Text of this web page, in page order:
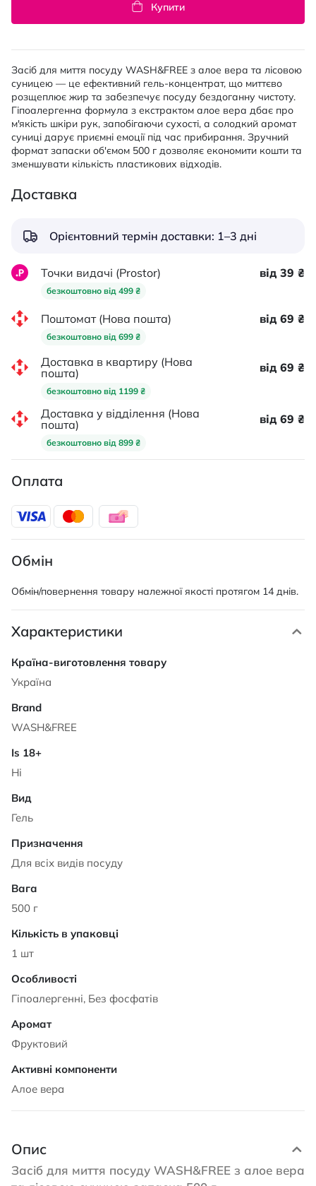
Купити
Засіб для миття посуду WASH&FREE з алое вера та лісовою
суницею — це ефективний гель-концентрат, що миттєво
розщеплює жир та забезпечує посуду бездоганну чистоту.
Гіпоалергенна формула з екстрактом алое вера дбає про
м'якість шкіри рук, запобігаючи сухості, а солодкий аромат
суниці дарує приємні емоції під час прибирання. Зручний
формат запаски об'ємом 500 г дозволяє економити кошти та
зменшувати кількість пластикових відходів.
Доставка
Орієнтовний термін доставки: 1–3 дні
Точки видачі (Prostor)
безкоштовно від 499 ₴
від 39 ₴
Поштомат (Нова пошта)
безкоштовно від 699 ₴
від 69 ₴
Доставка в квартиру (Нова
пошта)
безкоштовно від 1199 ₴
від 69 ₴
Доставка у відділення (Нова
пошта)
безкоштовно від 899 ₴
від 69 ₴
Оплата
Обмін
Обмін/повернення товару належної якості протягом 14 днів.
Характеристики
Характеристики
Україна
WASH&FREE
Ні
Гель
Для всіх видів посуду
500 г
1 шт
Гіпоалергенні, Без фосфатів
Фруктовий
Алое вера
Опис
Засіб для миття посуду WASH&FREE з алое вера